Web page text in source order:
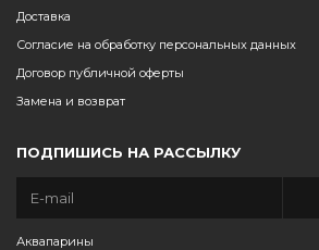
Доставка
Согласие на обработку персональных данных
Договор публичной оферты
Замена и возврат
ПОДПИШИСЬ НА РАССЫЛКУ
Аквапарины